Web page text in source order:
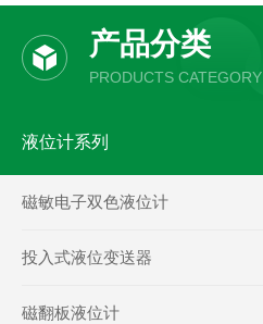
产品分类
PRODUCTS CATEGORY
液位计系列
磁敏电子双色液位计
投入式液位变送器
磁翻板液位计